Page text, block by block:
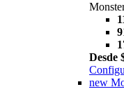
Desde
new